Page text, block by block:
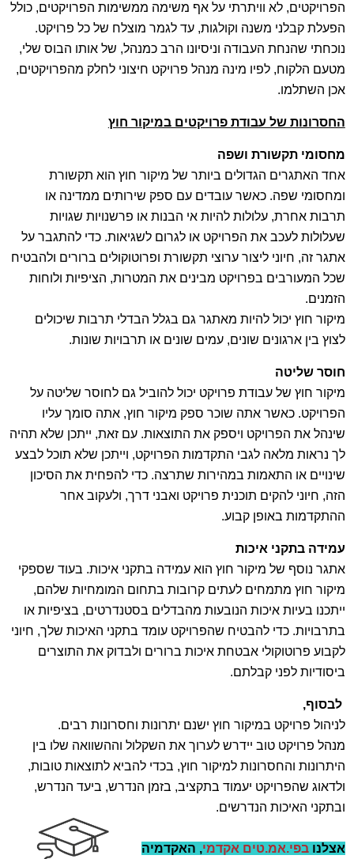
הפרויקטים, לא וויתרתי על אף משימה ממשימות הפרויקטים, כולל
הפעלת קבלני משנה וקולגות, עד לגמר מוצלח של כל פרויקט.
נוכחתי שהנחת העבודה וניסיונו הרב כמנהל, של אותו הבוס שלי,
מטעם הלקוח, לפיו מינה מנהל פרויקט חיצוני לחלק מהפרויקטים,
אכן השתלמו.
החסרונות של עבודת פרויקטים במיקור חוץ
מחסומי תקשורת ושפה
אחד האתגרים הגדולים ביותר של מיקור חוץ הוא תקשורת
ומחסומי שפה. כאשר עובדים עם ספק שירותים ממדינה או
תרבות אחרת, עלולות להיות אי הבנות או פרשנויות שגויות
שעלולות לעכב את הפרויקט או לגרום לשגיאות. כדי להתגבר על
אתגר זה, חיוני ליצור ערוצי תקשורת ופרוטוקולים ברורים ולהבטיח
שכל המעורבים בפרויקט מבינים את המטרות, הציפיות ולוחות
הזמנים.
מיקור חוץ יכול להיות מאתגר גם בגלל הבדלי תרבות שיכולים
לצוץ בין ארגונים שונים, עמים שונים או תרבויות שונות.
חוסר שליטה
מיקור חוץ של עבודת פרויקט יכול להוביל גם לחוסר שליטה על
הפרויקט. כאשר אתה שוכר ספק מיקור חוץ, אתה סומך עליו
שינהל את הפרויקט ויספק את התוצאות. עם זאת, ייתכן שלא תהיה
לך נראות מלאה לגבי התקדמות הפרויקט, וייתכן שלא תוכל לבצע
שינויים או התאמות במהירות שתרצה. כדי להפחית את הסיכון
הזה, חיוני להקים תוכנית פרויקט ואבני דרך, ולעקוב אחר
ההתקדמות באופן קבוע.
עמידה בתקני איכות
אתגר נוסף של מיקור חוץ הוא עמידה בתקני איכות. בעוד שספקי
מיקור חוץ מתמחים לעתים קרובות בתחום המומחיות שלהם,
ייתכנו בעיות איכות הנובעות מהבדלים בסטנדרטים, בציפיות או
בתרבויות. כדי להבטיח שהפרויקט עומד בתקני האיכות שלך, חיוני
לקבוע פרוטוקולי אבטחת איכות ברורים ולבדוק את התוצרים
ביסודיות לפני קבלתם.
לבסוף,
לניהול פרויקט במיקור חוץ ישנם יתרונות וחסרונות רבים.
מנהל פרויקט טוב יידרש לערוך את השקלול וההשוואה שלו בין
היתרונות והחסרונות למיקור חוץ, בכדי להביא לתוצאות טובות,
ולדאוג שהפרויקט יעמוד בתקציב, בזמן הנדרש, ביעד הנדרש,
ובתקני האיכות הנדרשים.
אצלנובפי.אמ.טים אקדמי, האקדמיה